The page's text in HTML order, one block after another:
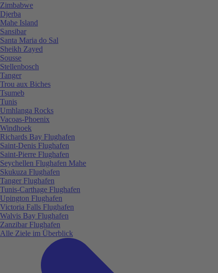
Zimbabwe
Djerba
Mahe Island
Sansibar
Santa Maria do Sal
Sheikh Zayed
Sousse
Stellenbosch
Tanger
Trou aux Biches
Tsumeb
Tunis
Umhlanga Rocks
Vacoas-Phoenix
Windhoek
Richards Bay Flughafen
Saint-Denis Flughafen
Saint-Pierre Flughafen
Seychellen Flughafen Mahe
Skukuza Flughafen
Tanger Flughafen
Tunis-Carthage Flughafen
Upington Flughafen
Victoria Falls Flughafen
Walvis Bay Flughafen
Zanzibar Flughafen
Alle Ziele im Überblick